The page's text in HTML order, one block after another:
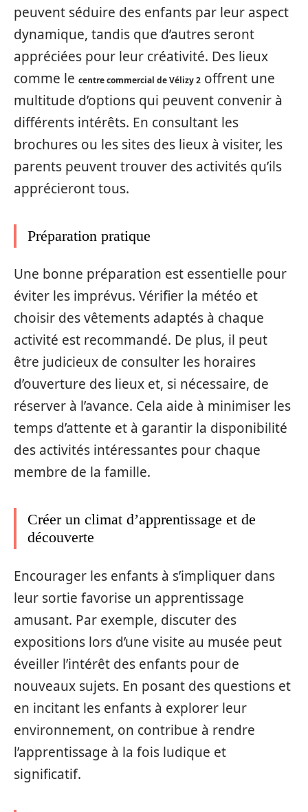
peuvent séduire des enfants par leur aspect
dynamique, tandis que d’autres seront
appréciées pour leur créativité. Des lieux
comme le centre commercial de Vélizy 2 offrent une
multitude d’options qui peuvent convenir à
différents intérêts. En consultant les
brochures ou les sites des lieux à visiter, les
parents peuvent trouver des activités qu’ils
apprécieront tous.
Préparation pratique
Une bonne préparation est essentielle pour
éviter les imprévus. Vérifier la météo et
choisir des vêtements adaptés à chaque
activité est recommandé. De plus, il peut
être judicieux de consulter les horaires
d’ouverture des lieux et, si nécessaire, de
réserver à l’avance. Cela aide à minimiser les
temps d’attente et à garantir la disponibilité
des activités intéressantes pour chaque
membre de la famille.
Créer un climat d’apprentissage et de
découverte
Encourager les enfants à s’impliquer dans
leur sortie favorise un apprentissage
amusant. Par exemple, discuter des
expositions lors d’une visite au musée peut
éveiller l’intérêt des enfants pour de
nouveaux sujets. En posant des questions et
en incitant les enfants à explorer leur
environnement, on contribue à rendre
l’apprentissage à la fois ludique et
significatif.